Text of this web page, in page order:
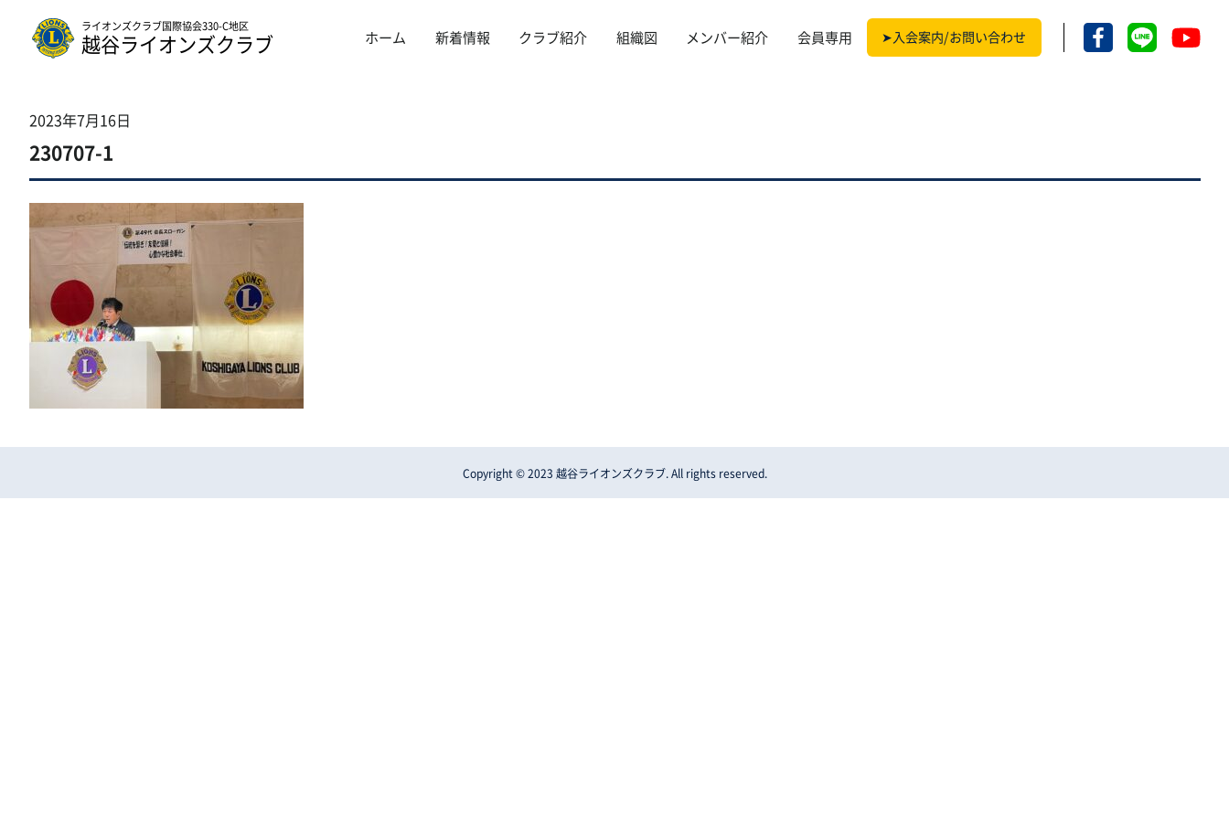
ライオンズクラブ国際協会330-C地区
越谷ライオンズクラブ ホーム 新着情報 クラブ紹介 組織図 メンバー紹介 会員専用 ➤入会案内/お問い合わせ
2023年7月16日
230707-1
Copyright © 2023 越谷ライオンズクラブ. All rights reserved.